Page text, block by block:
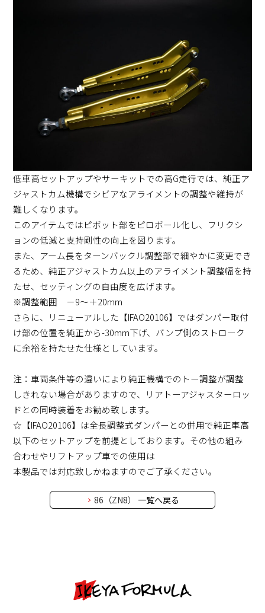
低車高セットアップやサーキットでの高G走行では、純正ア
ジャストカム機構でシビアなアライメントの調整や維持が
難しくなります。
このアイテムではピボット部をピロボール化し、フリクシ
ョンの低減と支持剛性の向上を図ります。
また、アーム長をターンバックル調整部で細やかに変更でき
るため、純正アジャストカム以上のアライメント調整幅を持
たせ、セッティングの自由度を広げます。
※調整範囲 －9～＋20mm
さらに、リニューアルした【IFAO20106】ではダンパー取付
け部の位置を純正から-30mm下げ、バンプ側のストローク
に余裕を持たせた仕様としています。
注：車両条件等の違いにより純正機構でのトー調整が調整
しきれない場合がありますので、リアトーアジャスターロッ
ドとの同時装着をお勧め致します。
☆【IFAO20106】は全長調整式ダンパーとの併用で純正車高
以下のセットアップを前提としております。その他の組み
合わせやリフトアップ車での使用は
本製品では対応致しかねますのでご了承ください。
86（ZN8） 一覧へ戻る